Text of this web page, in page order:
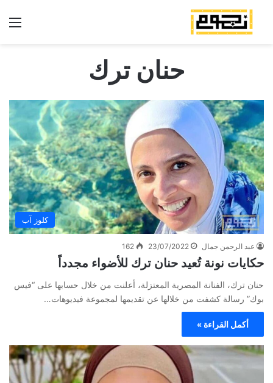
حنان ترك
كلوز آب
عبد الرحمن جمال 23/07/2022
162
حكايات نونة تُعيد حنان ترك للأضواء مجدداً
حنان ترك، الفنانة المصرية المعتزلة، أعلنت من خلال حسابها على “فيس
بوك” رسالة كشفت من خلالها عن تقديمها لمجموعة فيديوهات…
أكمل القراءة »